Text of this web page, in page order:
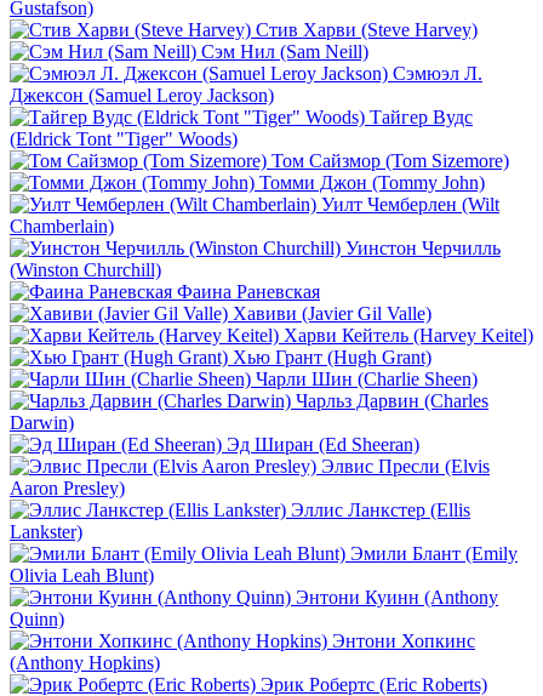
Gustafson)
Стив Харви (Steve Harvey)
Сэм Нил (Sam Neill)
Сэмюэл Л.
Джексон (Samuel Leroy Jackson)
Тайгер Вудс
(Eldrick Tont "Tiger" Woods)
Том Сайзмор (Tom Sizemore)
Томми Джон (Tommy John)
Уилт Чемберлен (Wilt
Chamberlain)
Уинстон Черчилль
(Winston Churchill)
Фаина Раневская
Хавиви (Javier Gil Valle)
Харви Кейтель (Harvey Keitel)
Хью Грант (Hugh Grant)
Чарли Шин (Charlie Sheen)
Чарльз Дарвин (Charles
Darwin)
Эд Ширан (Ed Sheeran)
Элвис Пресли (Elvis
Aaron Presley)
Эллис Ланкстер (Ellis
Lankster)
Эмили Блант (Emily
Olivia Leah Blunt)
Энтони Куинн (Anthony
Quinn)
Энтони Хопкинс
(Anthony Hopkins)
Эрик Робертс (Eric Roberts)